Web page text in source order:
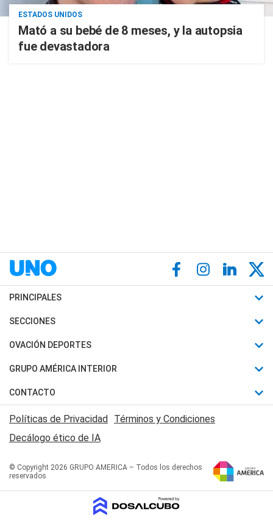
ESTADOS UNIDOS
Mató a su bebé de 8 meses, y la autopsia
fue devastadora
PRINCIPALES
Últimas Noticias
Política
Judiciales
Economia
SECCIONES
Horóscopo
Motores
Trucos caseros
Series y Películas
Edictos y Solicitadas
OVACIÓN DEPORTES
Fútbol
Mundial
Automovilismo
Rugby
Básquet
GRUPO AMÉRICA INTERIOR
Canal 7 en Vivo
San Juan 8
CONTACTO
Acerca de Nosotros
Contactanos
Políticas de Privacidad Términos y Condiciones
Decálogo ético de IA
© Copyright 2026 GRUPO AMERICA – Todos los derechos
reservados